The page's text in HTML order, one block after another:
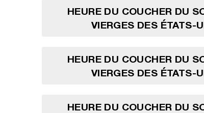
HEURE DU COUCHER DU
VIERGES DES ÉTATS-
HEURE DU COUCHER DU
VIERGES DES ÉTATS-
HEURE DU COUCHER DU